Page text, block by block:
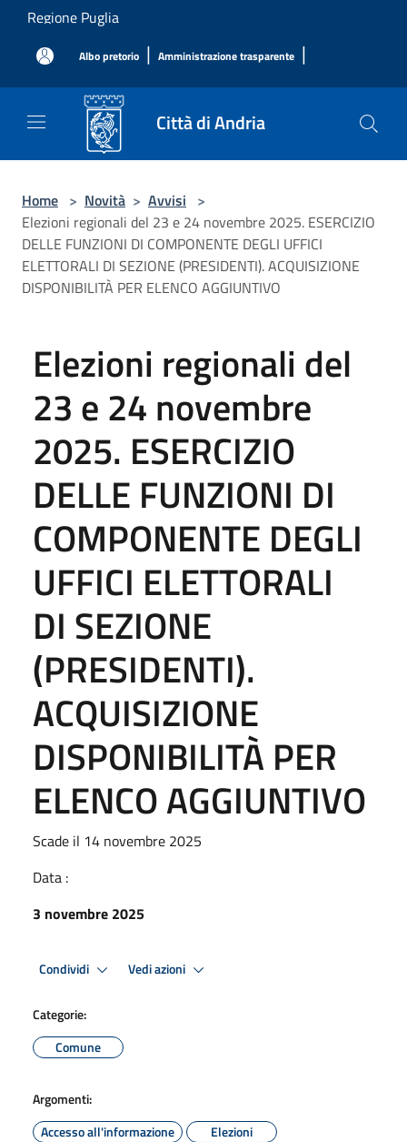
Salta al contenuto principale
Regione Puglia
Albo pretorio | Amministrazione trasparente |
Città di Andria
Home > Novità > Avvisi >
Elezioni regionali del 23 e 24 novembre 2025. ESERCIZIO
DELLE FUNZIONI DI COMPONENTE DEGLI UFFICI
ELETTORALI DI SEZIONE (PRESIDENTI). ACQUISIZIONE
DISPONIBILITÀ PER ELENCO AGGIUNTIVO
Elezioni regionali del
23 e 24 novembre
2025. ESERCIZIO
DELLE FUNZIONI DI
COMPONENTE DEGLI
UFFICI ELETTORALI
DI SEZIONE
(PRESIDENTI).
ACQUISIZIONE
DISPONIBILITÀ PER
ELENCO AGGIUNTIVO
Scade il 14 novembre 2025
Data :
3 novembre 2025
Condividi Vedi azioni
Categorie:
Comune
Argomenti:
Accesso all'informazione
Elezioni